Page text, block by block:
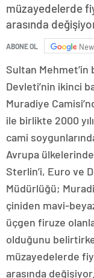
müzayedelerde
arasında
ABONE OL
Sultan Mehmet’in
Devleti’nin ikinci
Muradiye
ile birlikte 2000
cami
Avrupa
Sterlin’i, Euro ve
Müdürlüğü;
çiniden mavi-
üçgen firuze
olduğunu
müzayedelerde
arasında değişiyor.